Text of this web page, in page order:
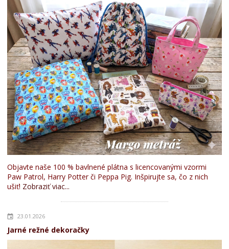
Objavte naše 100 % bavlnené plátna s licencovanými vzormi
Paw Patrol, Harry Potter či Peppa Pig. Inšpirujte sa, čo z nich
ušiť! Zobraziť viac...
23.01.2026
Jarné režné dekoračky